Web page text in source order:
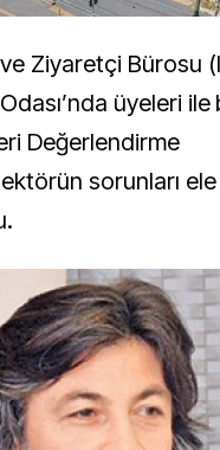
Ziyaretçi Bürosu
üyeleri ile
Değerlendirme
sorunları ele